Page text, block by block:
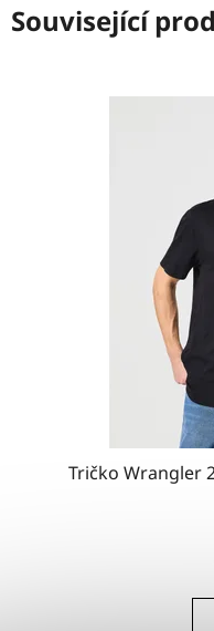
Související
Tričko Wrangler 2